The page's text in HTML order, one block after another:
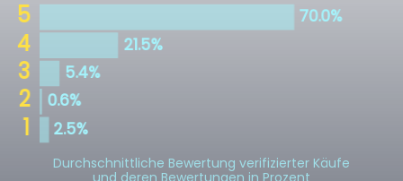
Durchschnittliche Bewertung verifizierter Käufe
und deren Bewertungen in Prozent